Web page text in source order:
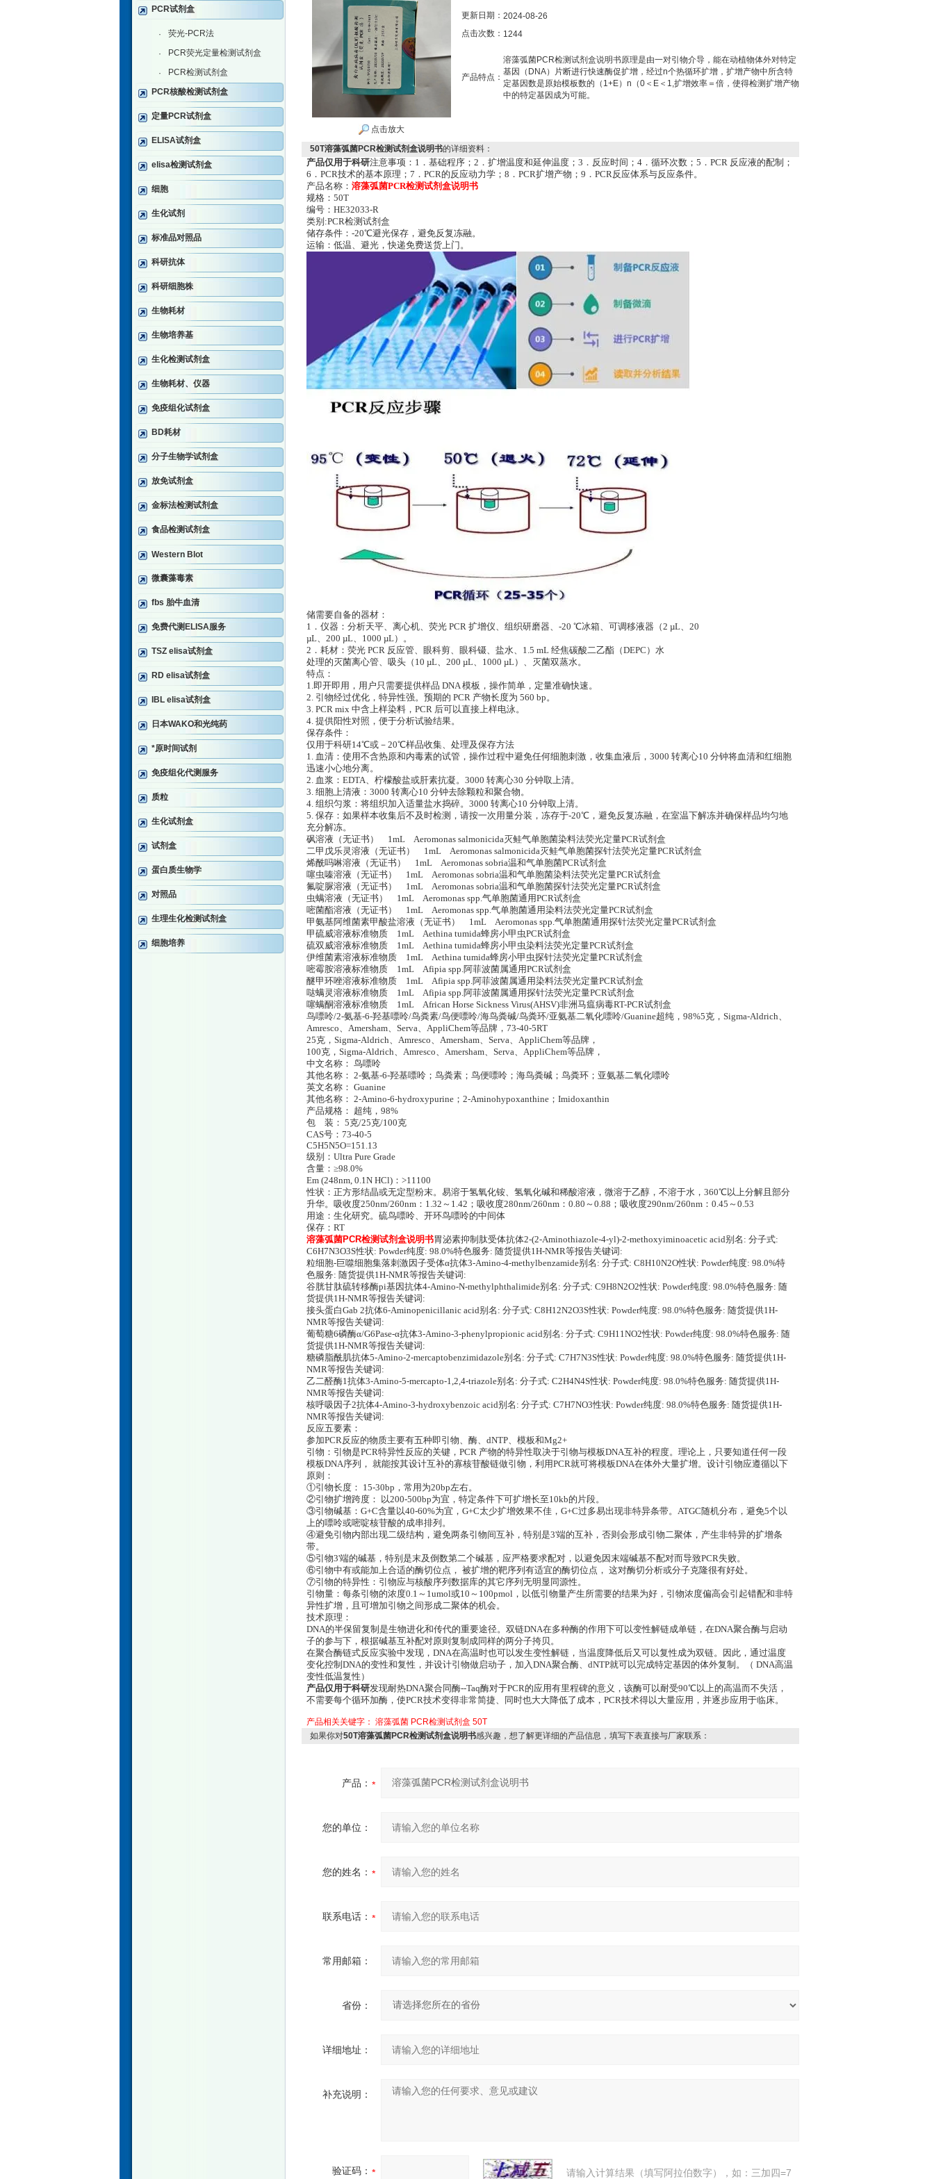
PCR试剂盒
· 荧光-PCR法
· PCR荧光定量检测试剂盒
·
PCR检测试剂盒
PCR核酸检测试剂盒
定量PCR试剂盒
ELISA试剂盒
elisa检测试剂盒
细胞
生化试剂
标准品对照品
科研抗体
科研细胞株
生物耗材
生物培养基
生化检测试剂盒
生物耗材、仪器
免疫组化试剂盒
BD耗材
分子生物学试剂盒
放免试剂盒
金标法检测试剂盒
食品检测试剂盒
Western Blot
微囊藻毒素
fbs 胎牛血清
免费代测ELISA服务
TSZ elisa试剂盒
RD elisa试剂盒
IBL elisa试剂盒
日本WAKO和光纯药
*原时间试剂
免疫组化代测服务
质粒
生化试剂盒
试剂盒
蛋白质生物学
对照品
生理生化检测试剂盒
细胞培养
点击放大
更新日期： 2024-08-26
点击次数： 1244
产品特点：
溶藻弧菌PCR检测试剂盒说明书原理是由一对引物介导，能在动植物体外对特定
基因（DNA）片断进行快速酶促扩增，经过n个热循环扩增，扩增产物中所含特
定基因数是原始模板数的（1+E）n（0＜E＜1,扩增效率＝倍，使得检测扩增产物
中的特定基因成为可能。
50T溶藻弧菌PCR检测试剂盒说明书的详细资料：
产品仅用于科研注意事项：1．基础程序；2．扩增温度和延伸温度；3．反应时间；4．循环次数；5．PCR 反应液的配制；
6．PCR技术的基本原理；7．PCR的反应动力学；8．PCR扩增产物；9．PCR反应体系与反应条件。
产品名称： 溶藻弧菌PCR检测试剂盒说明书
规格 ：50T
编号：HE32033-R
类别:PCR检测试剂盒
储存条件：-20℃避光保存，避免反复冻融。
运输：低温、避光，快递免费送货上门。
储需要自备的器材：
1．仪器：分析天平、离心机、荧光 PCR 扩增仪、组织研磨器、-20 ℃冰箱、可调移液器（2 µL、20
µL、200 µL、1000 µL）。
2．耗材：荧光 PCR 反应管、眼科剪、眼科镊、盐水、1.5 mL 经焦碳酸二乙酯（DEPC）水
处理的灭菌离心管、吸头（10 µL、200 µL、1000 µL）、灭菌双蒸水。
特点：
1.即开即用，用户只需要提供样品 DNA 模板，操作简单，定量准确快速。
2. 引物经过优化，特异性强。预期的 PCR 产物长度为 560 bp。
3. PCR mix 中含上样染料，PCR 后可以直接上样电泳。
4. 提供阳性对照，便于分析试验结果。
保存条件：
仅用于科研14℃或－20℃样品收集、处理及保存方法
1. 血清：使用不含热原和内毒素的试管，操作过程中避免任何细胞刺激，收集血液后，3000 转离心10 分钟将血清和红细胞
迅速小心地分离。
2. 血浆：EDTA、柠檬酸盐或肝素抗凝。3000 转离心30 分钟取上清。
3. 细胞上清液：3000 转离心10 分钟去除颗粒和聚合物。
4. 组织匀浆：将组织加入适量盐水捣碎。3000 转离心10 分钟取上清。
5. 保存：如果样本收集后不及时检测，请按一次用量分装，冻存于-20℃，避免反复冻融，在室温下解冻并确保样品均匀地
充分解冻。
砜溶液（无证书） 1mL Aeromonas salmonicida灭鲑气单胞菌染料法荧光定量PCR试剂盒
二甲戊乐灵溶液（无证书） 1mL Aeromonas salmonicida灭鲑气单胞菌探针法荧光定量PCR试剂盒
烯酰吗啉溶液（无证书） 1mL Aeromonas sobria温和气单胞菌PCR试剂盒
噻虫嗪溶液（无证书） 1mL Aeromonas sobria温和气单胞菌染料法荧光定量PCR试剂盒
氟啶脲溶液（无证书） 1mL Aeromonas sobria温和气单胞菌探针法荧光定量PCR试剂盒
虫螨溶液（无证书） 1mL Aeromonas spp.气单胞菌通用PCR试剂盒
嘧菌酯溶液（无证书） 1mL Aeromonas spp.气单胞菌通用染料法荧光定量PCR试剂盒
甲氨基阿维菌素甲酸盐溶液（无证书） 1mL Aeromonas spp.气单胞菌通用探针法荧光定量PCR试剂盒
甲硫威溶液标准物质 1mL Aethina tumida蜂房小甲虫PCR试剂盒
硫双威溶液标准物质 1mL Aethina tumida蜂房小甲虫染料法荧光定量PCR试剂盒
伊维菌素溶液标准物质 1mL Aethina tumida蜂房小甲虫探针法荧光定量PCR试剂盒
嘧霉胺溶液标准物质 1mL Afipia spp.阿菲波菌属通用PCR试剂盒
醚甲环唑溶液标准物质 1mL Afipia spp.阿菲波菌属通用染料法荧光定量PCR试剂盒
哒螨灵溶液标准物质 1mL Afipia spp.阿菲波菌属通用探针法荧光定量PCR试剂盒
噻螨酮溶液标准物质 1mL African Horse Sickness Virus(AHSV)非洲马瘟病毒RT-PCR试剂盒
鸟嘌呤/2-氨基-6-羟基嘌呤/鸟粪素/鸟便嘌呤/海鸟粪碱/鸟粪环/亚氨基二氧化嘌呤/Guanine超纯，98%5克，Sigma-Aldrich、
Amresco、Amersham、Serva、AppliChem等品牌，73-40-5RT
25克，Sigma-Aldrich、Amresco、Amersham、Serva、AppliChem等品牌，
100克，Sigma-Aldrich、Amresco、Amersham、Serva、AppliChem等品牌，
中文名称： 鸟嘌呤
其他名称： 2-氨基-6-羟基嘌呤；鸟粪素；鸟便嘌呤；海鸟粪碱；鸟粪环；亚氨基二氧化嘌呤
英文名称： Guanine
其他名称： 2-Amino-6-hydroxypurine；2-Aminohypoxanthine；Imidoxanthin
产品规格： 超纯，98%
包 装： 5克/25克/100克
CAS号：73-40-5
C5H5N5O=151.13
级别：Ultra Pure Grade
含量：≥98.0%
Em (248nm, 0.1N HCl)：>11100
性状：正方形结晶或无定型粉末。易溶于氢氧化铵、氢氧化碱和稀酸溶液，微溶于乙醇，不溶于水，360℃以上分解且部分
升华。吸收度250nm/260nm：1.32～1.42；吸收度280nm/260nm：0.80～0.88；吸收度290nm/260nm：0.45～0.53
用途：生化研究。硫鸟嘌呤、开环鸟嘌呤的中间体
保存：RT
溶藻弧菌PCR检测试剂盒说明书胃泌素抑制肽受体抗体2-(2-Aminothiazole-4-yl)-2-methoxyiminoacetic acid别名: 分子式:
C6H7N3O3S性状: Powder纯度: 98.0%特色服务: 随货提供1H-NMR等报告关键词:
粒细胞-巨噬细胞集落刺激因子受体α抗体3-Amino-4-methylbenzamide别名: 分子式: C8H10N2O性状: Powder纯度: 98.0%特
色服务: 随货提供1H-NMR等报告关键词:
谷胱甘肽硫转移酶pi基因抗体4-Amino-N-methylphthalimide别名: 分子式: C9H8N2O2性状: Powder纯度: 98.0%特色服务: 随
货提供1H-NMR等报告关键词:
接头蛋白Gab 2抗体6-Aminopenicillanic acid别名: 分子式: C8H12N2O3S性状: Powder纯度: 98.0%特色服务: 随货提供1H-
NMR等报告关键词:
葡萄糖6磷酶α/G6Pase-α抗体3-Amino-3-phenylpropionic acid别名: 分子式: C9H11NO2性状: Powder纯度: 98.0%特色服务: 随
货提供1H-NMR等报告关键词:
糖磷脂酰肌抗体5-Amino-2-mercaptobenzimidazole别名: 分子式: C7H7N3S性状: Powder纯度: 98.0%特色服务: 随货提供1H-
NMR等报告关键词:
乙二醛酶1抗体3-Amino-5-mercapto-1,2,4-triazole别名: 分子式: C2H4N4S性状: Powder纯度: 98.0%特色服务: 随货提供1H-
NMR等报告关键词:
核呼吸因子2抗体4-Amino-3-hydroxybenzoic acid别名: 分子式: C7H7NO3性状: Powder纯度: 98.0%特色服务: 随货提供1H-
NMR等报告关键词:
反应五要素：
参加PCR反应的物质主要有五种即引物、酶、dNTP、模板和Mg2+
引物：引物是PCR特异性反应的关键，PCR 产物的特异性取决于引物与模板DNA互补的程度。理论上，只要知道任何一段
模板DNA序列， 就能按其设计互补的寡核苷酸链做引物，利用PCR就可将模板DNA在体外大量扩增。设计引物应遵循以下
原则：
①引物长度： 15-30bp，常用为20bp左右。
②引物扩增跨度： 以200-500bp为宜，特定条件下可扩增长至10kb的片段。
③引物碱基：G+C含量以40-60%为宜，G+C太少扩增效果不佳，G+C过多易出现非特异条带。ATGC随机分布，避免5个以
上的嘌呤或嘧啶核苷酸的成串排列。
④避免引物内部出现二级结构，避免两条引物间互补，特别是3'端的互补，否则会形成引物二聚体，产生非特异的扩增条
带。
⑤引物3'端的碱基，特别是末及倒数第二个碱基，应严格要求配对，以避免因末端碱基不配对而导致PCR失败。
⑥引物中有或能加上合适的酶切位点， 被扩增的靶序列有适宜的酶切位点， 这对酶切分析或分子克隆很有好处。
⑦引物的特异性：引物应与核酸序列数据库的其它序列无明显同源性。
引物量：每条引物的浓度0.1～1umol或10～100pmol，以低引物量产生所需要的结果为好，引物浓度偏高会引起错配和非特
异性扩增，且可增加引物之间形成二聚体的机会。
技术原理：
DNA的半保留复制是生物进化和传代的重要途径。双链DNA在多种酶的作用下可以变性解链成单链，在DNA聚合酶与启动
子的参与下，根据碱基互补配对原则复制成同样的两分子挎贝。
在聚合酶链式反应实验中发现，DNA在高温时也可以发生变性解链，当温度降低后又可以复性成为双链。因此，通过温度
变化控制DNA的变性和复性，并设计引物做启动子，加入DNA聚合酶、dNTP就可以完成特定基因的体外复制。（ DNA高温
变性低温复性）
产品仅用于科研发现耐热DNA聚合同酶--Taq酶对于PCR的应用有里程碑的意义，该酶可以耐受90℃以上的高温而不失活，
不需要每个循环加酶，使PCR技术变得非常简捷、同时也大大降低了成本，PCR技术得以大量应用，并逐步应用于临床。
产品相关关键字： 溶藻弧菌 PCR检测试剂盒 50T
如果你对50T溶藻弧菌PCR检测试剂盒说明书感兴趣，想了解更详细的产品信息，填写下表直接与厂家联系：
产品：
您的单位：
您的姓名：
联系电话：
常用邮箱：
省份：
详细地址：
补充说明：
验证码： 请输入计算结果（填写阿拉伯数字），如：三加四=7